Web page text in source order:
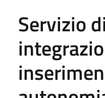
Servizio di